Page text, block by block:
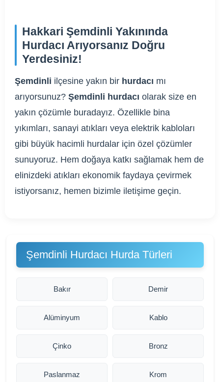
Hakkari Şemdinli Yakınında
Hurdacı Arıyorsanız Doğru
Yerdesiniz!
Şemdinli ilçesine yakın bir hurdacı mı
arıyorsunuz? Şemdinli hurdacı olarak size en
yakın çözümle buradayız. Özellikle bina
yıkımları, sanayi atıkları veya elektrik kabloları
gibi büyük hacimli hurdalar için özel çözümler
sunuyoruz. Hem doğaya katkı sağlamak hem de
elinizdeki atıkları ekonomik faydaya çevirmek
istiyorsanız, hemen bizimle iletişime geçin.
Şemdinli Hurdacı Hurda Türleri
Bakır Demir
Alüminyum Kablo
Çinko Bronz
Paslanmaz Krom